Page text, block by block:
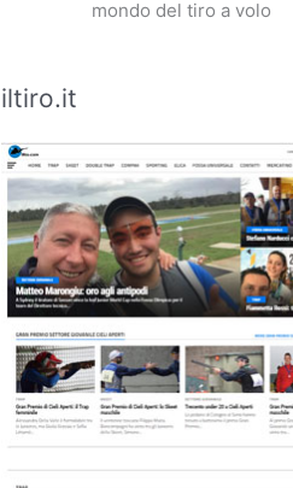
mondo del tiro a volo
iltiro.it